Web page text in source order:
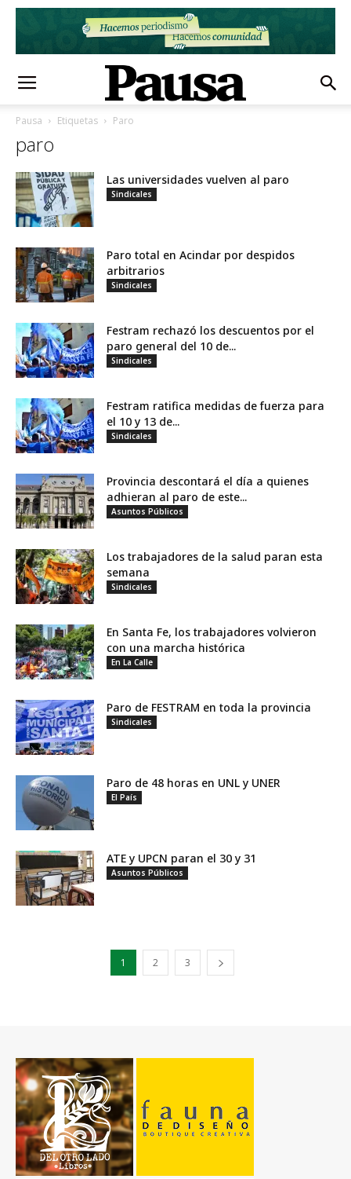
Pausa Etiquetas Paro
paro
Las universidades vuelven al paro
Sindicales
Paro total en Acindar por despidos
arbitrarios
Sindicales
Festram rechazó los descuentos por el
paro general del 10 de...
Sindicales
Festram ratifica medidas de fuerza para
el 10 y 13 de...
Sindicales
Provincia descontará el día a quienes
adhieran al paro de este...
Asuntos Públicos
Los trabajadores de la salud paran esta
semana
Sindicales
En Santa Fe, los trabajadores volvieron
con una marcha histórica
En La Calle
Paro de FESTRAM en toda la provincia
Sindicales
Paro de 48 horas en UNL y UNER
El País
ATE y UPCN paran el 30 y 31
Asuntos Públicos
1 2 3